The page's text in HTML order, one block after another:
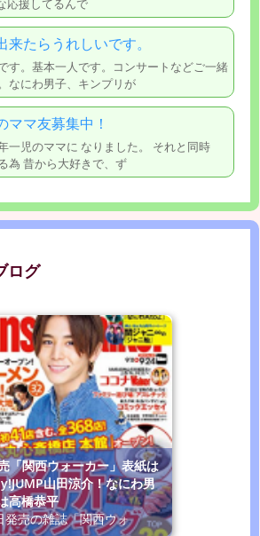
応援してるんで
来たらうれしいです。
す。基本一人です。コンサートなどご一緒
なにわ男子、キンプリが
ママ友募集中！
一児のママに なりました。 それと同時
為 昔から大好きで、ず
ログ
「関西ウォーカー」表紙は
山田涼介！なにわ男
高橋恭平
発売の雑誌「関西ウォ